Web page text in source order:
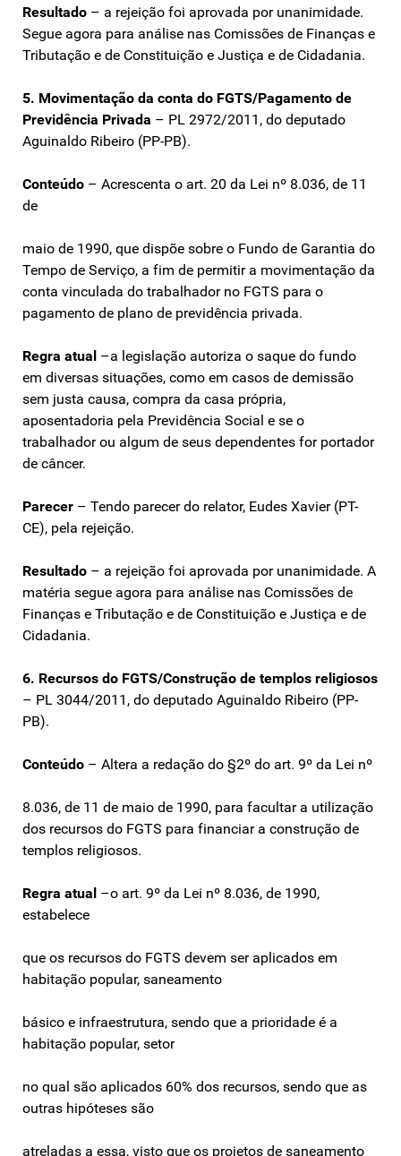
Resultado – a rejeição foi aprovada por unanimidade.
Segue agora para análise nas Comissões de Finanças e
Tributação e de Constituição e Justiça e de Cidadania.
5. Movimentação da conta do FGTS/Pagamento de
Previdência Privada – PL 2972/2011, do deputado
Aguinaldo Ribeiro (PP-PB).
Conteúdo – Acrescenta o art. 20 da Lei nº 8.036, de 11
de
maio de 1990, que dispõe sobre o Fundo de Garantia do
Tempo de Serviço, a fim de permitir a movimentação da
conta vinculada do trabalhador no FGTS para o
pagamento de plano de previdência privada.
Regra atual –a legislação autoriza o saque do fundo
em diversas situações, como em casos de demissão
sem justa causa, compra da casa própria,
aposentadoria pela Previdência Social e se o
trabalhador ou algum de seus dependentes for portador
de câncer.
Parecer – Tendo parecer do relator, Eudes Xavier (PT-
CE), pela rejeição.
Resultado – a rejeição foi aprovada por unanimidade. A
matéria segue agora para análise nas Comissões de
Finanças e Tributação e de Constituição e Justiça e de
Cidadania.
6. Recursos do FGTS/Construção de templos religiosos
– PL 3044/2011, do deputado Aguinaldo Ribeiro (PP-
PB).
Conteúdo – Altera a redação do §2º do art. 9º da Lei nº
8.036, de 11 de maio de 1990, para facultar a utilização
dos recursos do FGTS para financiar a construção de
templos religiosos.
Regra atual –o art. 9º da Lei nº 8.036, de 1990,
estabelece
que os recursos do FGTS devem ser aplicados em
habitação popular, saneamento
básico e infraestrutura, sendo que a prioridade é a
habitação popular, setor
no qual são aplicados 60% dos recursos, sendo que as
outras hipóteses são
atreladas a essa, visto que os projetos de saneamento